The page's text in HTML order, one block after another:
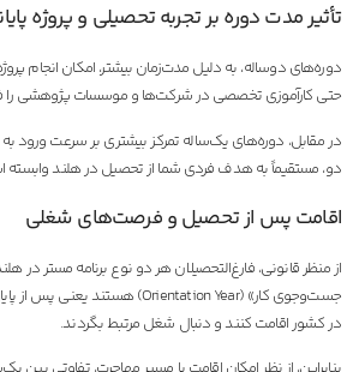
تأثیر مدت دوره بر تجربه تحصیلی و پروژه
دوره‌های دو‌ساله، به دلیل مدت‌زمان بیشتر، امکان انجام
حتی کارآموزی تخصصی در شرکت‌ها و موسسات پژوهشی را
در مقابل، دوره‌های یک‌ساله تمرکز بیشتری بر سرعت ورود به
دو، مستقیماً به هدف فردی شما از تحصیل در هلند وابسته
اقامت پس از تحصیل و فرصت‌های شغلی
از منظر قانونی، فارغ‌التحصیلان هر دو نوع برنامه مستر در
در کشور اقامت کنند و دنبال شغل مرتبط بگردند.